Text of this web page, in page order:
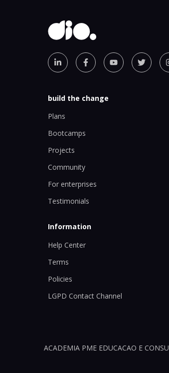
build the change
Plans
Bootcamps
Projects
Community
For enterprises
Testimonials
Information
Help Center
Terms
Policies
LGPD Contact Channel
ACADEMIA PME EDUCACAO E